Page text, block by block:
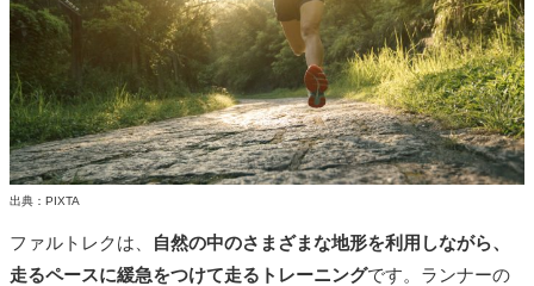
出典：PIXTA
ファルトレクは、
自然の中のさまざまな地形を利用しながら、
走るペースに緩急をつけて走るトレーニングです。ランナーの